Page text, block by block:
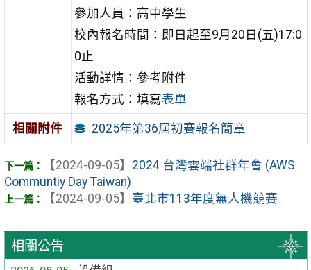
相關公告
參加人員：高中學生
校內報名時間：即日起至9月20日(五)17:0
0止
活動詳情：參考附件
報名方式：填寫表單
相關附件 2025年第36屆初賽報名簡章
【2024-09-05】 2024 台灣雲端社群年會 (AWS
Communtiy Day Taiwan)
【2024-09-05】 臺北市113年度無人機競賽